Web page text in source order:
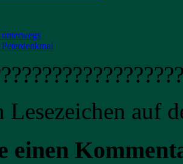
Lesezeichen auf
einen